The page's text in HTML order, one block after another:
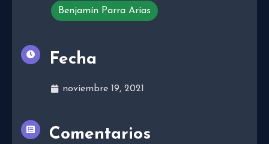
Benjamín Parra Arias
Fecha
noviembre 19, 2021
Comentarios